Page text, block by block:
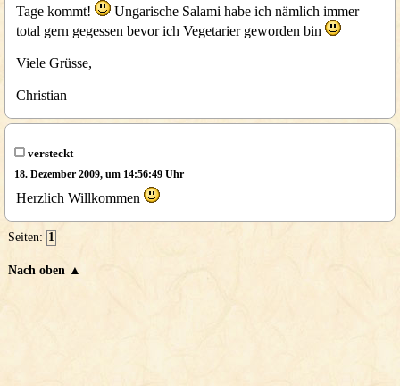
Tage kommt!
Ungarische Salami habe ich nämlich immer
total gern gegessen bevor ich Vegetarier geworden bin
Viele Grüsse,
Christian
versteckt
18. Dezember 2009, um 14:56:49 Uhr
Herzlich Willkommen
Seiten: 1
Nach oben ▲